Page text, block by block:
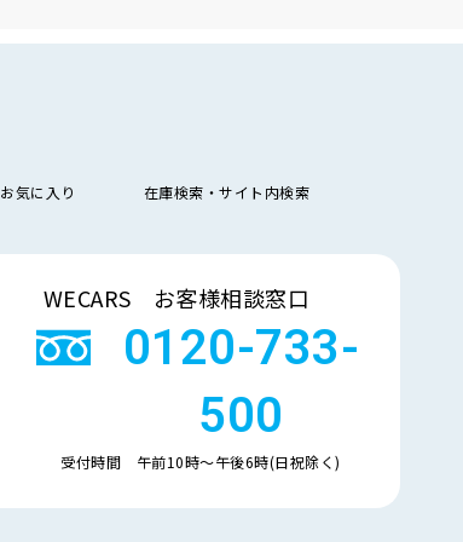
走
気
大きい順
検
残
多い順
お気に入り 在庫検索・サイト内検索
WECARS お客様相談窓口
0120-733-
500
受付時間 午前10時〜午後6時(日祝除く)